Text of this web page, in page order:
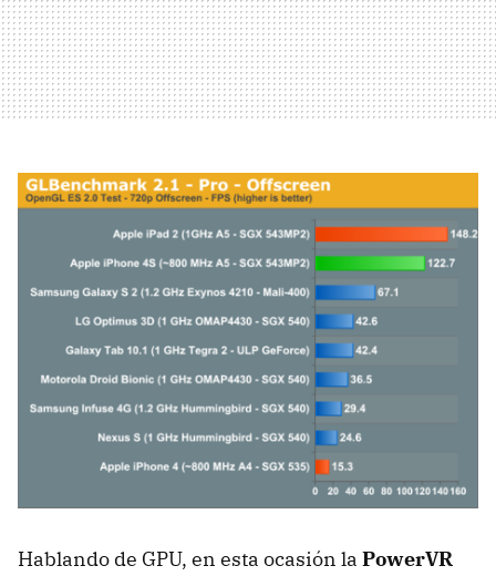
Hablando de GPU, en esta ocasión la PowerVR